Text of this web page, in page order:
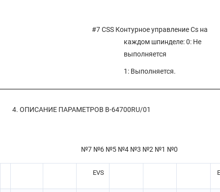
#7 CSS Контурное управление Cs на
каждом шпинделе: 0: Не
выполняется
1: Выполняется.
4. ОПИСАНИЕ ПАРАМЕТРОВ B-64700RU/01
№7 №6 №5 №4 №3 №2 №1 №0
EVS